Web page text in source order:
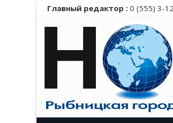
Главный редактор : 0 (555)